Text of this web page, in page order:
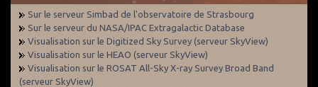
Sur le serveur Simbad de l'observatoire de Strasbourg
Sur le serveur du NASA/IPAC Extragalactic Database
Visualisation sur le Digitized Sky Survey (serveur SkyView)
Visualisation sur le HEAO (serveur SkyView)
Visualisation sur le ROSAT All-Sky X-ray Survey Broad Band
(serveur SkyView)